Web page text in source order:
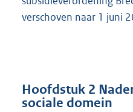
verschoven naar 1 juni
Hoofdstuk 2
sociale domein